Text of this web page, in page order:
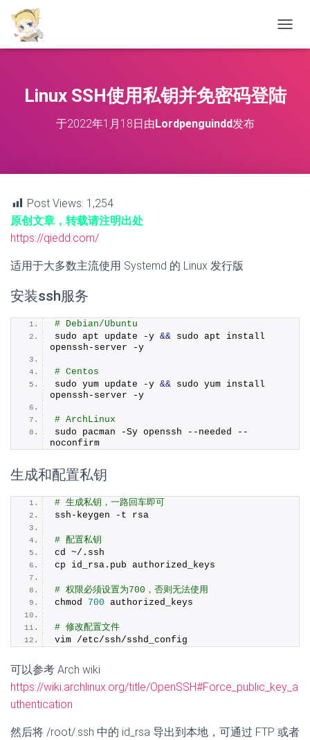
换
Linux SSH使用私钥并免密码登陆
于2022年1月18日由Lordpenguindd发布
Post Views: 1,254
原创文章，转载请注明出处
https://qiedd.com/
适用于大多数主流使用 Systemd 的 Linux 发行版
安装ssh服务
# Debian/Ubuntu
sudo apt update -y && sudo apt install
openssh-server -y
# Centos
sudo yum update -y && sudo yum install
openssh-server -y
# ArchLinux
sudo pacman -Sy openssh --needed --
noconfirm
生成和配置私钥
# 生成私钥，一路回车即可
ssh-keygen -t rsa
# 配置私钥
cd ~/.ssh
cp id_rsa. pub authorized_keys
# 权限必须设置为700，否则无法使用
chmod 700 authorized_keys
# 修改配置文件
vim /etc/ssh/sshd_config
可以参考 Arch wiki
https://wiki.archlinux.org/title/OpenSSH#Force_public_key_a
uthentication
然后将 /root/.ssh 中的 id_rsa 导出到本地，可通过 FTP 或者